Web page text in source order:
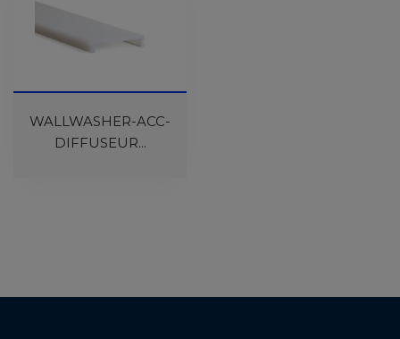
WALLWASHER-ACC-
DIFFUSEUR...